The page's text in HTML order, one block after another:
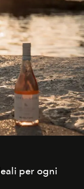
per ogni